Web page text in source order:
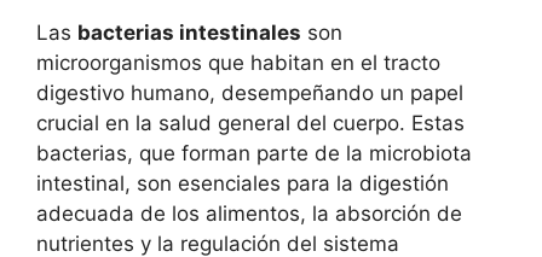
Las bacterias intestinales son
microorganismos que habitan en el tracto
digestivo humano, desempeñando un papel
crucial en la salud general del cuerpo. Estas
bacterias, que forman parte de la microbiota
intestinal, son esenciales para la digestión
adecuada de los alimentos, la absorción de
nutrientes y la regulación del sistema